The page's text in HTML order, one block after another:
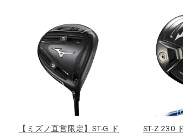
バレーボール
テニス／ソフトテニス
バドミントン
【ミズノ直営限定】ST-G ド
ST-Z 230